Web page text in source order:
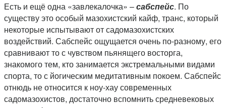
Есть и ещё одна «завлекалочка» –сабспейс. По
существу это особый мазохистский кайф, транс, который
некоторые испытывают от садомазохистских
воздействий. Сабспейс ощущается очень по-разному, его
сравнивают то с чувством пьянящего восторга,
знакомого тем, кто занимается экстремальными видами
спорта, то с йогическим медитативным покоем. Сабспейс
отнюдь не относится к ноу-хау современных
садомазохистов, достаточно вспомнить средневековых